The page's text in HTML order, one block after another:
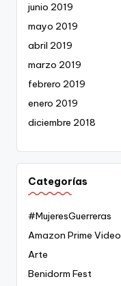
junio 2019
mayo 2019
abril 2019
marzo 2019
febrero 2019
enero 2019
diciembre 2018
Categorías
#MujeresGuerreras
Amazon Prime Video
Arte
Benidorm Fest